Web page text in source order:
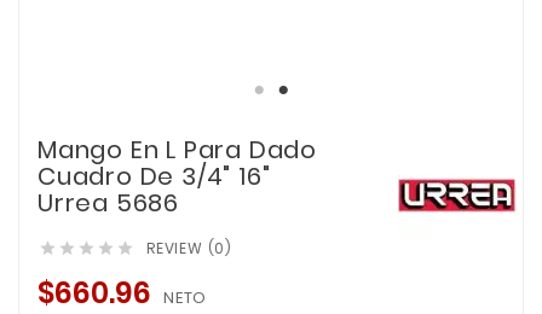
Mango En L Para Dado
Cuadro De 3/4" 16"
Urrea 5686
     REVIEW (0)
$660.96 NETO